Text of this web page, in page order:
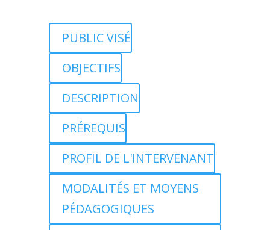
PUBLIC VISÉ
OBJECTIFS
DESCRIPTION
PRÉREQUIS
PROFIL DE L'INTERVENANT
MODALITÉS ET MOYENS
PÉDAGOGIQUES